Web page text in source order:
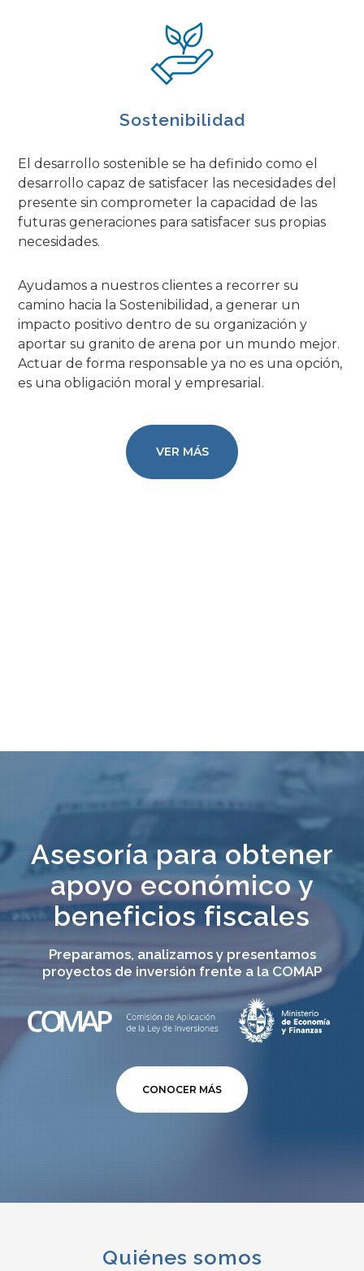
Sostenibilidad
El desarrollo sostenible se ha definido como el
desarrollo capaz de satisfacer las necesidades del
presente sin comprometer la capacidad de las
futuras generaciones para satisfacer sus propias
necesidades.
Ayudamos a nuestros clientes a recorrer su
camino hacia la Sostenibilidad, a generar un
impacto positivo dentro de su organización y
aportar su granito de arena por un mundo mejor.
Actuar de forma responsable ya no es una opción,
es una obligación moral y empresarial.
VER MÁS
Asesoría para obtener
apoyo económico y
beneficios fiscales
Preparamos, analizamos y presentamos
proyectos de inversión frente a la COMAP
CONOCER MÁS
Quiénes somos